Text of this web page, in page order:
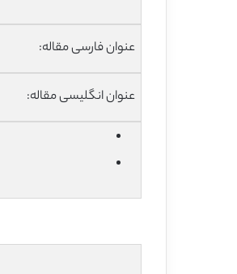
عنوان فارسی مقاله:
عنوان انگلیسی مقاله: